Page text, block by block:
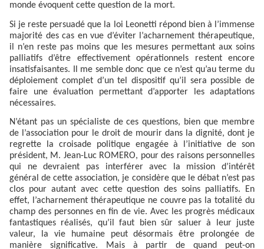
monde évoquent cette question de la mort.
Si je reste persuadé que la loi Leonetti répond bien à l’immense
majorité des cas en vue d’éviter l’acharnement thérapeutique,
il n’en reste pas moins que les mesures permettant aux soins
palliatifs d’être effectivement opérationnels restent encore
insatisfaisantes. Il me semble donc que ce n’est qu’au terme du
déploiement complet d’un tel dispositif qu’il sera possible de
faire une évaluation permettant d’apporter les adaptations
nécessaires.
N’étant pas un spécialiste de ces questions, bien que membre
de l’association pour le droit de mourir dans la dignité, dont je
regrette la croisade politique engagée à l’initiative de son
président, M. Jean-Luc ROMERO, pour des raisons personnelles
qui ne devraient pas interférer avec la mission d’intérêt
général de cette association, je considère que le débat n’est pas
clos pour autant avec cette question des soins palliatifs. En
effet, l’acharnement thérapeutique ne couvre pas la totalité du
champ des personnes en fin de vie. Avec les progrès médicaux
fantastiques réalisés, qu’il faut bien sûr saluer à leur juste
valeur, la vie humaine peut désormais être prolongée de
manière significative. Mais à partir de quand peut-on